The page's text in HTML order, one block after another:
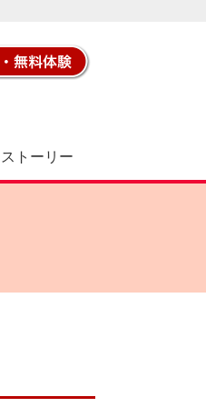
トーリー